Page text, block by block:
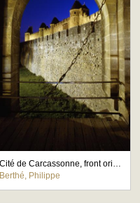
Cité de Carcassonne, front oriental
Berthé, Philippe